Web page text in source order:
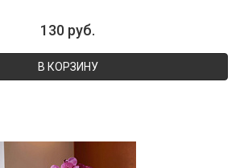
130 руб.
В КОРЗИНУ